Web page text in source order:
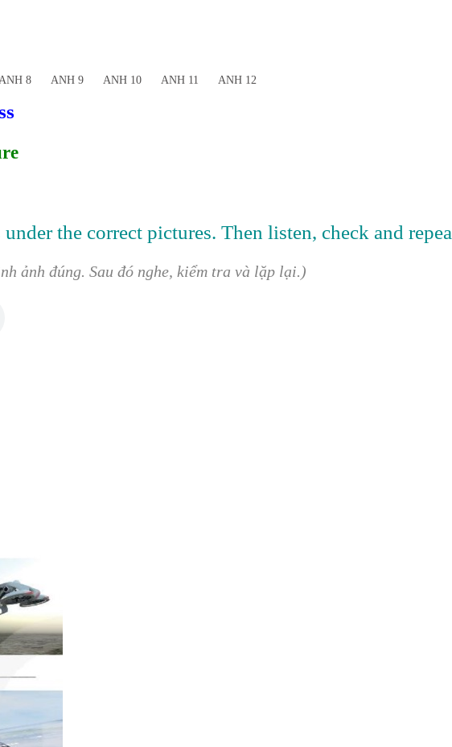
ANH 8 ANH 9 ANH 10 ANH 11 ANH 12
the correct pictures. Then listen, check and
ảnh đúng. Sau đó nghe, kiểm tra và lặp lại.)